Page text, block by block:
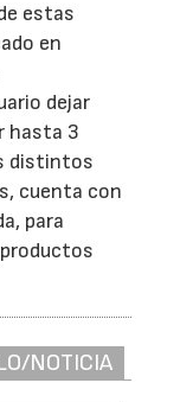
estas
en
dejar
hasta 3
distintos
cuenta con
para
NOTICIA